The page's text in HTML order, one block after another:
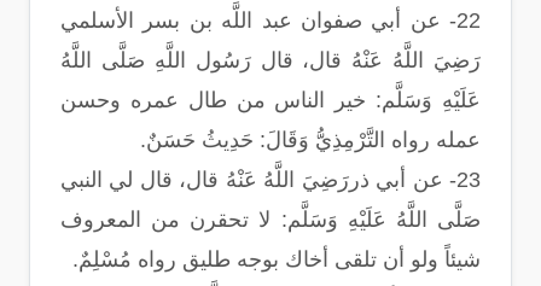
22- عن أبي صفوان عبد اللَّه بن بسر الأسلمي
رَضِيَ اللَّهُ عَنْهُ قال، قال رَسُول اللَّهِ صَلَّى اللَّهُ
عَلَيْهِ وَسَلَّم: خير الناس من طال عمره وحسن
عمله رواه التَّرْمِذِيُّ وَقَالَ: حَدِيثُ حَسَنٌ.
23- عن أبي ذررَضِيَ اللَّهُ عَنْهُ قال، قال لي النبي
صَلَّى اللَّهُ عَلَيْهِ وَسَلَّم: لا تحقرن من المعروف
شيئاً ولو أن تلقى أخاك بوجه طليق رواه مُسْلِمٌ.